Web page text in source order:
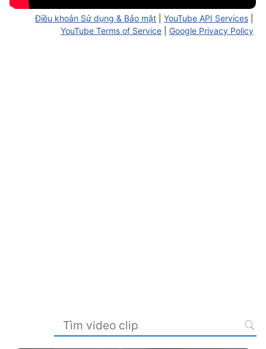
Điều khoản Sử dụng & Bảo mật YouTube API Services
YouTube Terms of Service
Google Privacy Policy